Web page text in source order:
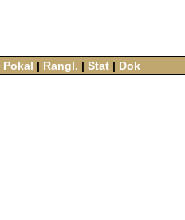
Pokal ‌ |‌ Rangl. ‌ |‌ Stat‌ |‌ Dok